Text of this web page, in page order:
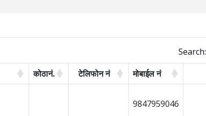
Search:
कोठानं. टेलिफोन नं मोबाईल न‌ं
9847959046